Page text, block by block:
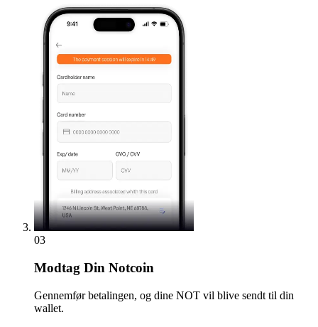
03
Modtag Din Notcoin
Gennemfør betalingen, og dine NOT vil blive sendt til din
wallet.